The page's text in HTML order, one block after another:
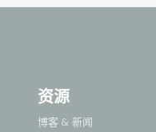
资源
博客 & 新闻